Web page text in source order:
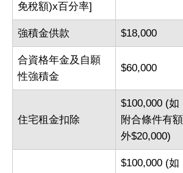
免稅額)x百分率]
強積金供款 $18,000
合資格年金及自願
性強積金
$60,000
住宅租金扣除
$100,000 (如
附合條件有額
外$20,000)
$100,000 (如